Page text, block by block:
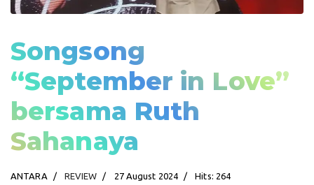
Songsong
“September in Love”
bersama Ruth
Sahanaya
ANTARA REVIEW 27 August 2024 Hits: 264